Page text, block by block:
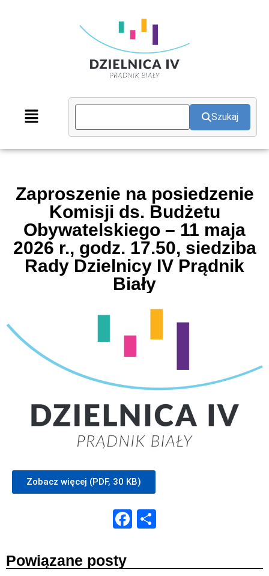
Szukaj
Zaproszenie na posiedzenie
Komisji ds. Budżetu
Obywatelskiego – 11 maja
2026 r., godz. 17.50, siedziba
Rady Dzielnicy IV Prądnik
Biały
Zobacz więcej (PDF, 30 KB)
Facebook
Powiązane posty